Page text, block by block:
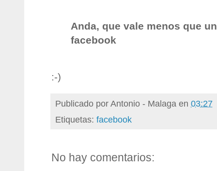
Anda, que vale menos que
facebook
:-)
Publicado porAntonio - Malaga en 03:27
Etiquetas: facebook
No hay comentarios: